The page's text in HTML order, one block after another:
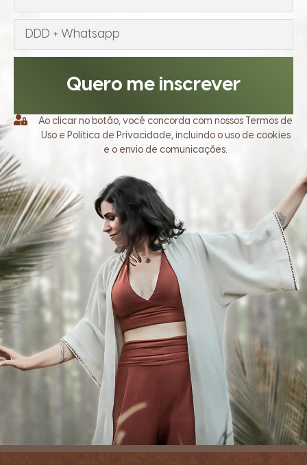
Quero me inscrever
Ao clicar no botão, você concorda com nossos Termos de
Uso e Política de Privacidade, incluindo o uso de cookies
e o envio de comunicações.